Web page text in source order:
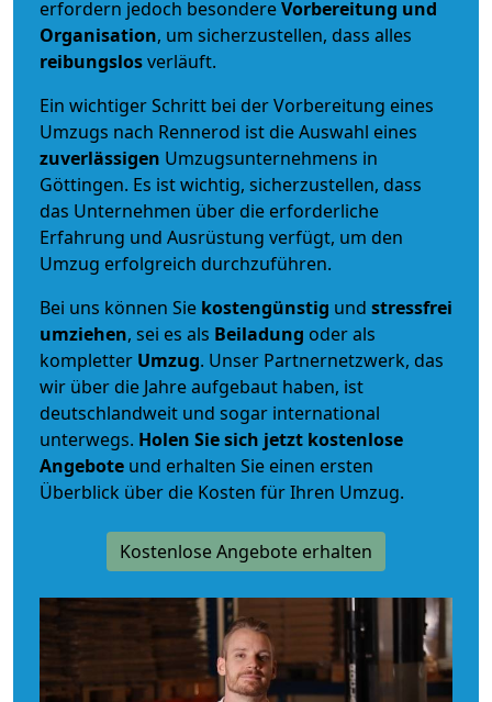
erfordern jedoch besondereVorbereitung und
Organisation, um sicherzustellen, dass alles
reibungslosverläuft.
Ein wichtiger Schritt bei der Vorbereitung eines
Umzugs nach Rennerod ist die Auswahl eines
zuverlässigen Umzugsunternehmens in
Göttingen. Es ist wichtig, sicherzustellen, dass
das Unternehmen über die erforderliche
Erfahrung und Ausrüstung verfügt, um den
Umzug erfolgreich durchzuführen.
Bei uns können Sie kostengünstig und stressfrei
umziehen, sei es als Beiladung oder als
kompletter Umzug. Unser Partnernetzwerk, das
wir über die Jahre aufgebaut haben, ist
deutschlandweit und sogar international
unterwegs. Holen Sie sich jetzt kostenlose
Angebote und erhalten Sie einen ersten
Überblick über die Kosten für Ihren Umzug.
Kostenlose Angebote erhalten